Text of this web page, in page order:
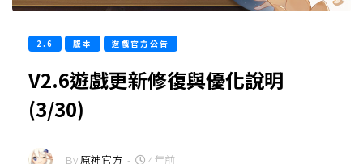
2.6 版本 遊戲官方公告
V2.6遊戲更新修復與優化說明
(3/30)
By原神官方 - 4年前